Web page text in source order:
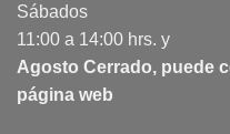
Sábados
11:00 a 14:00 hrs. y
Agosto Cerrado, puede
página web